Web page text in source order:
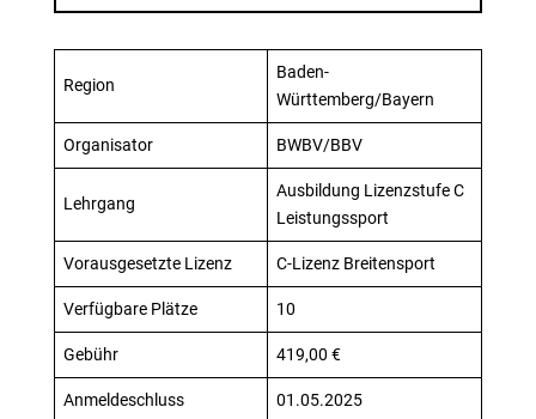
Region
Baden-
Württemberg/Bayern
Organisator BWBV/BBV
Lehrgang
Ausbildung Lizenzstufe C
Leistungssport
Vorausgesetzte Lizenz C-Lizenz Breitensport
Verfügbare Plätze 10
Gebühr 419,00 €
Anmeldeschluss
01.05.2025